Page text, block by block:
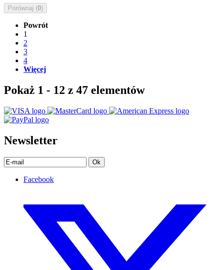
Porównaj (0)
Powrót
1
2
3
4
Więcej
Pokaż 1 - 12 z 47 elementów
Newsletter
Ok
Facebook